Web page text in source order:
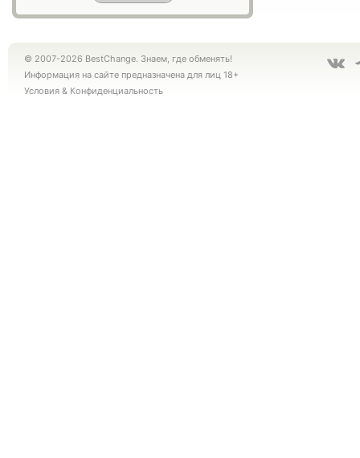
© 2007-2026 BestChange. Знаем, где обменять!
Информация на сайте предназначена для лиц 18+
Условия & Конфиденциальность